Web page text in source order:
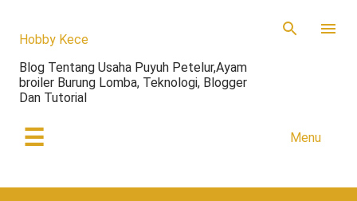
Hobby Kece
Blog Tentang Usaha Puyuh Petelur,Ayam
broiler Burung Lomba, Teknologi, Blogger
Dan Tutorial
☰ Menu